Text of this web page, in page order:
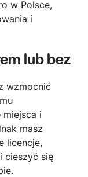
w Polsce,
i
lub bez
wzmocnić
i
masz
licencje,
cieszyć się